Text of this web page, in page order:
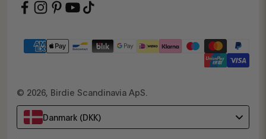
© 2026, Birdie Scandinavia ApS.
Danmark (DKK)